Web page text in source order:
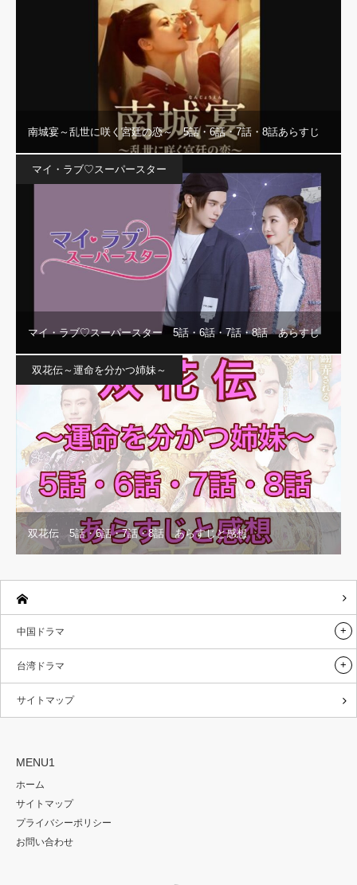
南城宴～乱世に咲く宮廷の恋～ 5話・6話・7話・8話あらすじ
マイ・ラブ♡スーパースター
マイ・ラブ♡スーパースター 5話・6話・7話・8話 あらすじ
双花伝～運命を分かつ姉妹～
双花伝 5話・6話・7話・8話 あらすじと感想
中国ドラマ
台湾ドラマ
サイトマップ
MENU1
ホーム
サイトマップ
プライバシーポリシー
お問い合わせ